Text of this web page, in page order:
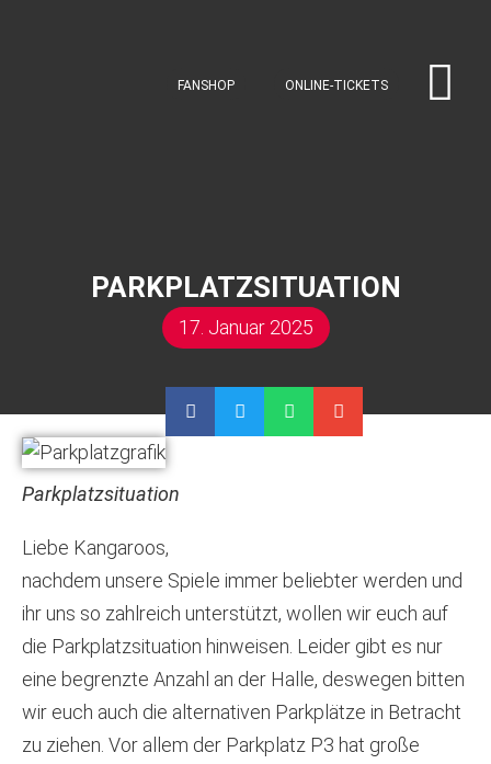
FANSHOP ONLINE-TICKETS
PARKPLATZSITUATION
17. Januar 2025
Parkplatzsituation
Liebe Kangaroos,
nachdem unsere Spiele immer beliebter werden und
ihr uns so zahlreich unterstützt, wollen wir euch auf
die Parkplatzsituation hinweisen. Leider gibt es nur
eine begrenzte Anzahl an der Halle, deswegen bitten
wir euch auch die alternativen Parkplätze in Betracht
zu ziehen. Vor allem der Parkplatz P3 hat große